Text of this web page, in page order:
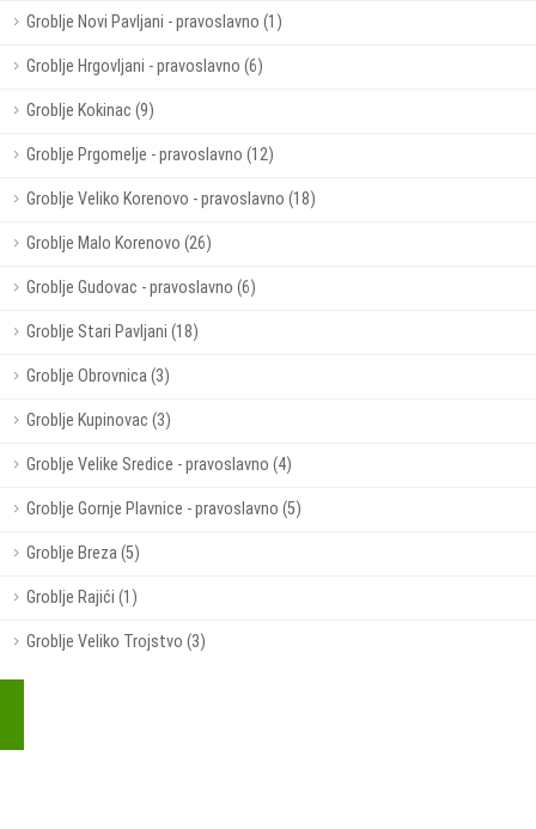
Groblje Novi Pavljani - pravoslavno (1)
Groblje Hrgovljani - pravoslavno (6)
Groblje Kokinac (9)
Groblje Prgomelje - pravoslavno (12)
Groblje Veliko Korenovo - pravoslavno (18)
Groblje Malo Korenovo (26)
Groblje Gudovac - pravoslavno (6)
Groblje Stari Pavljani (18)
Groblje Obrovnica (3)
Groblje Kupinovac (3)
Groblje Velike Sredice - pravoslavno (4)
Groblje Gornje Plavnice - pravoslavno (5)
Groblje Breza (5)
Groblje Rajići (1)
Groblje Veliko Trojstvo (3)